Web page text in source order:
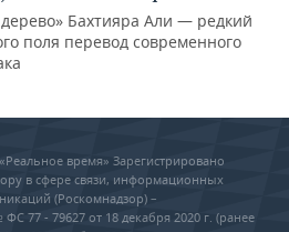
Бахтияра Али — редкий
поля перевод современного
время» Зарегистрировано
в сфере связи, информационных
(Роскомнадзор) –
77 - 79627 от 18 декабря 2020 г. (ранее